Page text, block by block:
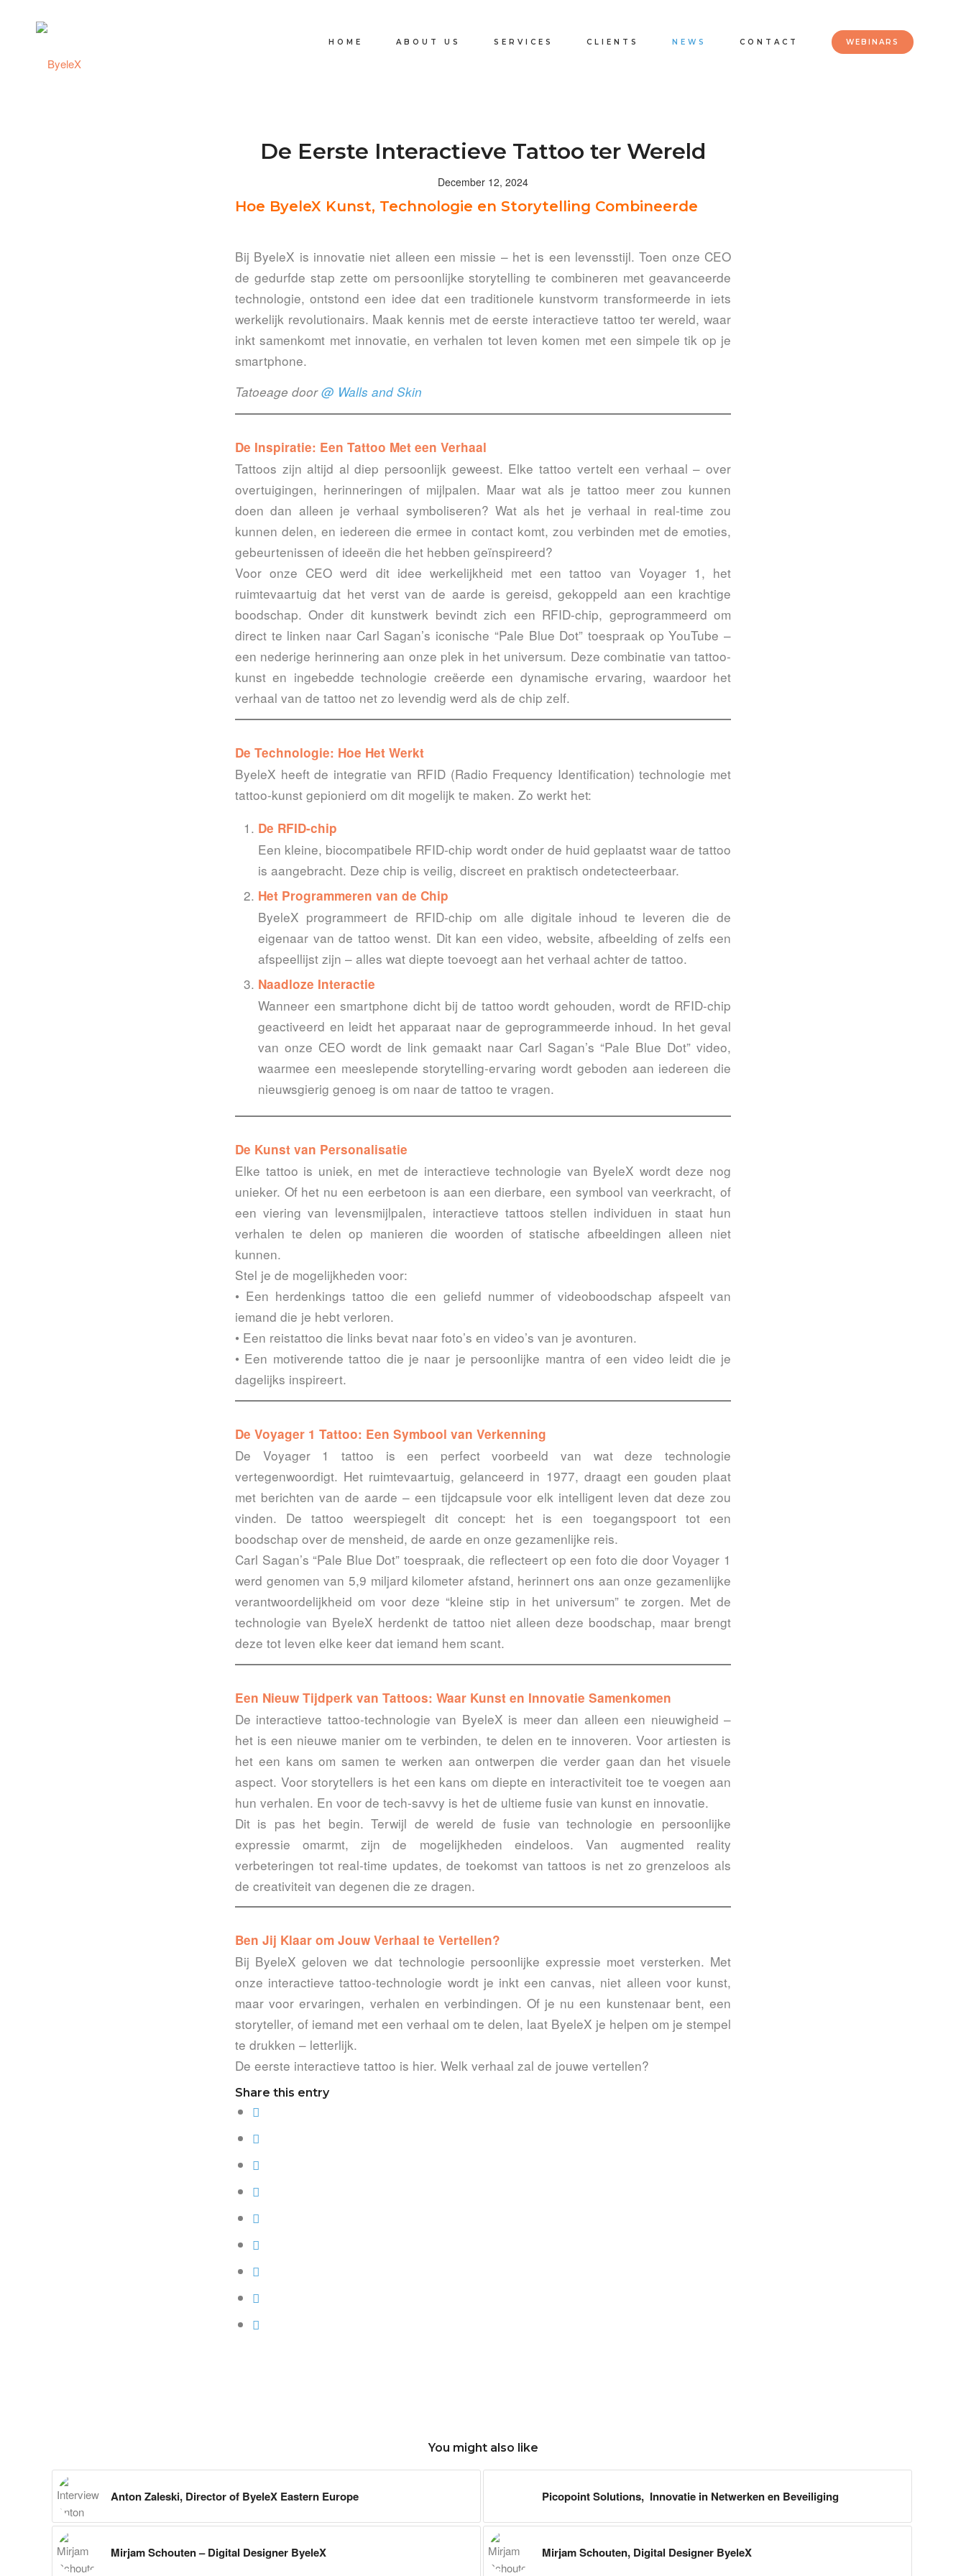
HOME ABOUT US SERVICES CLIENTS NEWS CONTACT WEBINARS
De Eerste Interactieve Tattoo ter Wereld
December 12, 2024
Hoe ByeleX Kunst, Technologie en Storytelling Combineerde
Bij ByeleX is innovatie niet alleen een missie – het is een levensstijl. Toen onze CEO
de gedurfde stap zette om persoonlijke storytelling te combineren met geavanceerde
technologie, ontstond een idee dat een traditionele kunstvorm transformeerde in iets
werkelijk revolutionairs. Maak kennis met de eerste interactieve tattoo ter wereld, waar
inkt samenkomt met innovatie, en verhalen tot leven komen met een simpele tik op je
smartphone.
Tatoeage door@ Walls and Skin
De Inspiratie: Een Tattoo Met een Verhaal
Tattoos zijn altijd al diep persoonlijk geweest. Elke tattoo vertelt een verhaal – over
overtuigingen, herinneringen of mijlpalen. Maar wat als je tattoo meer zou kunnen
doen dan alleen je verhaal symboliseren? Wat als het je verhaal in real-time zou
kunnen delen, en iedereen die ermee in contact komt, zou verbinden met de emoties,
gebeurtenissen of ideeën die het hebben geïnspireerd?
Voor onze CEO werd dit idee werkelijkheid met een tattoo van Voyager 1, het
ruimtevaartuig dat het verst van de aarde is gereisd, gekoppeld aan een krachtige
boodschap. Onder dit kunstwerk bevindt zich een RFID-chip, geprogrammeerd om
direct te linken naar Carl Sagan’s iconische “Pale Blue Dot” toespraak op YouTube –
een nederige herinnering aan onze plek in het universum. Deze combinatie van tattoo-
kunst en ingebedde technologie creëerde een dynamische ervaring, waardoor het
verhaal van de tattoo net zo levendig werd als de chip zelf.
De Technologie: Hoe Het Werkt
ByeleX heeft de integratie van RFID (Radio Frequency Identification) technologie met
tattoo-kunst gepionierd om dit mogelijk te maken. Zo werkt het:
De RFID-chip
Een kleine, biocompatibele RFID-chip wordt onder de huid geplaatst waar de tattoo
is aangebracht. Deze chip is veilig, discreet en praktisch ondetecteerbaar.
Het Programmeren van de Chip
ByeleX programmeert de RFID-chip om alle digitale inhoud te leveren die de
eigenaar van de tattoo wenst. Dit kan een video, website, afbeelding of zelfs een
afspeellijst zijn – alles wat diepte toevoegt aan het verhaal achter de tattoo.
Naadloze Interactie
Wanneer een smartphone dicht bij de tattoo wordt gehouden, wordt de RFID-chip
geactiveerd en leidt het apparaat naar de geprogrammeerde inhoud. In het geval
van onze CEO wordt de link gemaakt naar Carl Sagan’s “Pale Blue Dot” video,
waarmee een meeslepende storytelling-ervaring wordt geboden aan iedereen die
nieuwsgierig genoeg is om naar de tattoo te vragen.
De Kunst van Personalisatie
Elke tattoo is uniek, en met de interactieve technologie van ByeleX wordt deze nog
unieker. Of het nu een eerbetoon is aan een dierbare, een symbool van veerkracht, of
een viering van levensmijlpalen, interactieve tattoos stellen individuen in staat hun
verhalen te delen op manieren die woorden of statische afbeeldingen alleen niet
kunnen.
Stel je de mogelijkheden voor:
• Een herdenkings tattoo die een geliefd nummer of videoboodschap afspeelt van
iemand die je hebt verloren.
• Een reistattoo die links bevat naar foto’s en video’s van je avonturen.
• Een motiverende tattoo die je naar je persoonlijke mantra of een video leidt die je
dagelijks inspireert.
De Voyager 1 Tattoo: Een Symbool van Verkenning
De Voyager 1 tattoo is een perfect voorbeeld van wat deze technologie
vertegenwoordigt. Het ruimtevaartuig, gelanceerd in 1977, draagt een gouden plaat
met berichten van de aarde – een tijdcapsule voor elk intelligent leven dat deze zou
vinden. De tattoo weerspiegelt dit concept: het is een toegangspoort tot een
boodschap over de mensheid, de aarde en onze gezamenlijke reis.
Carl Sagan’s “Pale Blue Dot” toespraak, die reflecteert op een foto die door Voyager 1
werd genomen van 5,9 miljard kilometer afstand, herinnert ons aan onze gezamenlijke
verantwoordelijkheid om voor deze “kleine stip in het universum” te zorgen. Met de
technologie van ByeleX herdenkt de tattoo niet alleen deze boodschap, maar brengt
deze tot leven elke keer dat iemand hem scant.
Een Nieuw Tijdperk van Tattoos: Waar Kunst en Innovatie Samenkomen
De interactieve tattoo-technologie van ByeleX is meer dan alleen een nieuwigheid –
het is een nieuwe manier om te verbinden, te delen en te innoveren. Voor artiesten is
het een kans om samen te werken aan ontwerpen die verder gaan dan het visuele
aspect. Voor storytellers is het een kans om diepte en interactiviteit toe te voegen aan
hun verhalen. En voor de tech-savvy is het de ultieme fusie van kunst en innovatie.
Dit is pas het begin. Terwijl de wereld de fusie van technologie en persoonlijke
expressie omarmt, zijn de mogelijkheden eindeloos. Van augmented reality
verbeteringen tot real-time updates, de toekomst van tattoos is net zo grenzeloos als
de creativiteit van degenen die ze dragen.
Ben Jij Klaar om Jouw Verhaal te Vertellen?
Bij ByeleX geloven we dat technologie persoonlijke expressie moet versterken. Met
onze interactieve tattoo-technologie wordt je inkt een canvas, niet alleen voor kunst,
maar voor ervaringen, verhalen en verbindingen. Of je nu een kunstenaar bent, een
storyteller, of iemand met een verhaal om te delen, laat ByeleX je helpen om je stempel
te drukken – letterlijk.
De eerste interactieve tattoo is hier. Welk verhaal zal de jouwe vertellen?
Share this entry
You might also like
Anton Zaleski, Director of ByeleX Eastern Europe Picopoint Solutions, Innovatie in Netwerken en Beveiliging
Mirjam Schouten – Digital Designer ByeleX Mirjam Schouten, Digital Designer ByeleX